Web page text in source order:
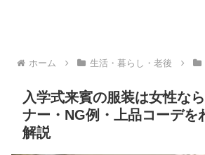
ホーム 生活・暮らし・老後
入学式来賓の服装は女性な
ナー・NG例・上品コーデを
解説